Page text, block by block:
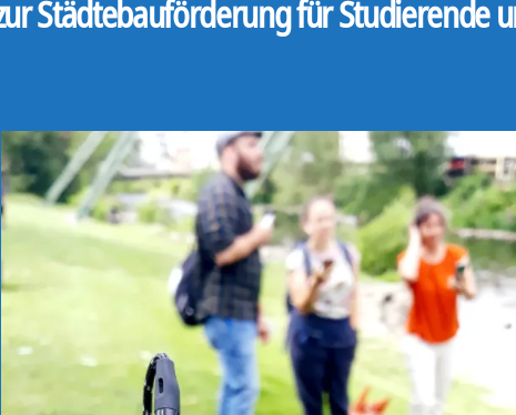
Städtebauförderung für Studierende